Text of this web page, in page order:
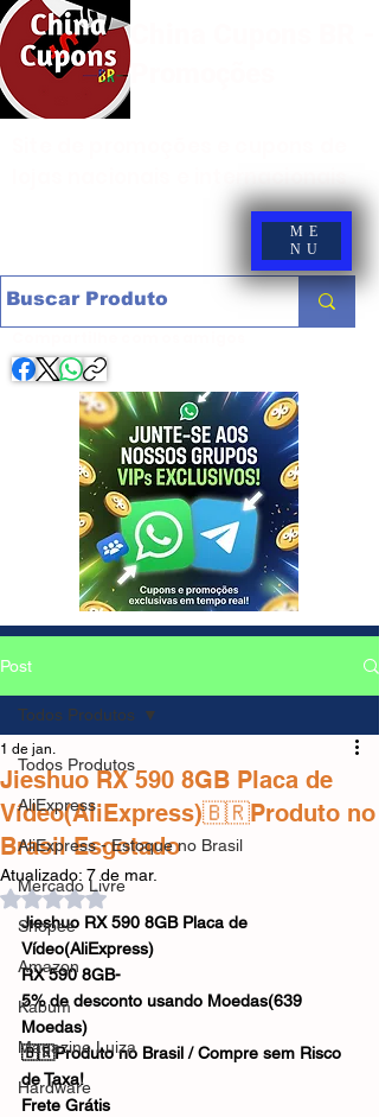
ME
NU
Post
Todos Produtos
AliExpress
AliExpress - Estoque no Brasil
Mercado Livre
Shopee
Amazon
Kabum
Magazine Luiza
Hardware
Todos Produtos
Jieshuo RX 590 8GB Placa de
Vídeo(AliExpress)🇧🇷Produto no
Brasil Esgotado
1 de jan.
Atualizado: 7 de mar.
Avaliado com NaN de 5 estrelas.
Jieshuo RX 590 8GB Placa de
Vídeo(AliExpress)
RX 590 8GB-
5% de desconto usando Moedas(639
Moedas)
🇧🇷Produto no Brasil / Compre sem Risco
de Taxa!
Frete Grátis